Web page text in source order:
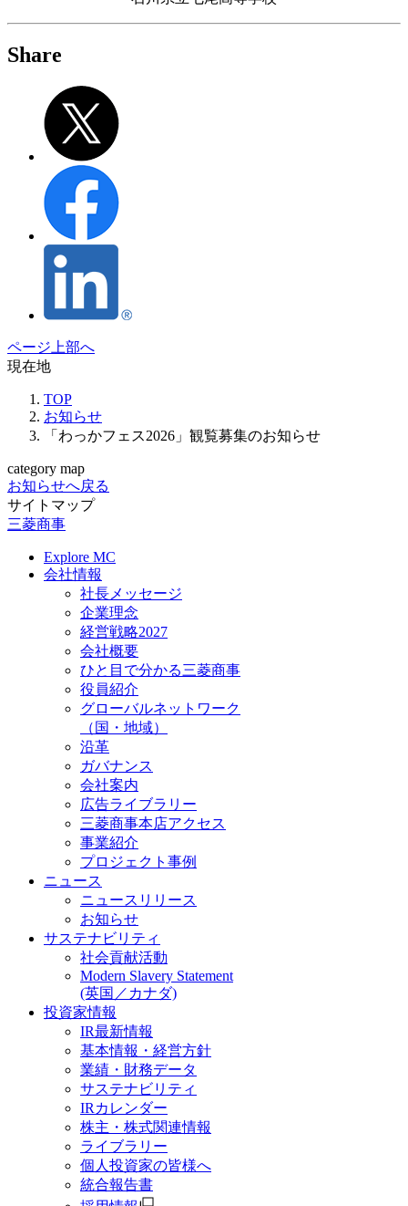
Share
ページ上部へ
現在地
TOP
お知らせ
「わっかフェス2026」観覧募集のお知らせ
category map
お知らせへ戻る
サイトマップ
三菱商事
Explore MC
会社情報
社長メッセージ
企業理念
経営戦略2027
会社概要
ひと目で分かる三菱商事
役員紹介
グローバルネットワーク
（国・地域）
沿革
ガバナンス
会社案内
広告ライブラリー
三菱商事本店アクセス
事業紹介
プロジェクト事例
ニュース
ニュースリリース
お知らせ
サステナビリティ
社会貢献活動
Modern Slavery Statement
(英国／カナダ)
投資家情報
IR最新情報
基本情報・経営方針
業績・財務データ
サステナビリティ
IRカレンダー
株主・株式関連情報
ライブラリー
個人投資家の皆様へ
統合報告書